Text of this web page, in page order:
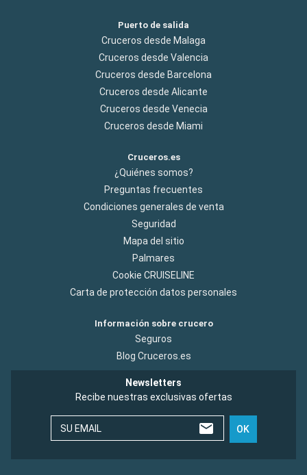
Puerto de salida
Cruceros desde Malaga
Cruceros desde Valencia
Cruceros desde Barcelona
Cruceros desde Alicante
Cruceros desde Venecia
Cruceros desde Miami
Cruceros.es
¿Quiénes somos?
Preguntas frecuentes
Condiciones generales de venta
Seguridad
Mapa del sitio
Palmares
Cookie CRUISELINE
Carta de protección datos personales
Información sobre crucero
Seguros
Blog Cruceros.es
Newsletters
Recibe nuestras exclusivas ofertas
SU EMAIL OK